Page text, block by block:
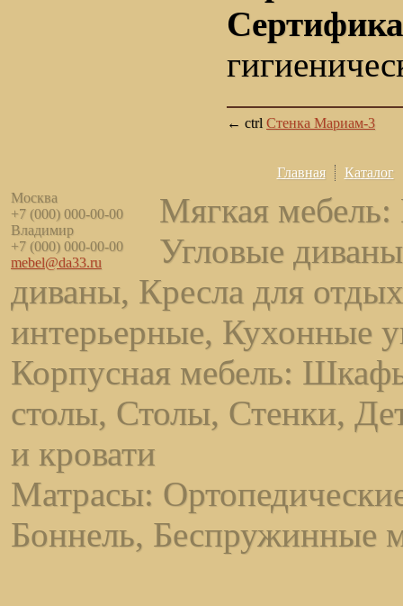
← ctrl Стенка Мариам-3
Главная
Каталог
Москва
+7 (000) 000-00-00
Владимир
+7 (000) 000-00-00
mebel@da33.ru
Мягкая мебель:
Угловые
диваны, Кресла для
интерьерные, Кухонные
Корпусная мебель:
столы, Столы, Стенки,
и кровати
Матрасы:
Боннель, Беспружинные